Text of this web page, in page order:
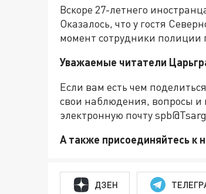
Вскоре 27-летнего
Оказалось, что у гостя
момент сотрудники полиции
Уважаемые читатели
Если вам есть чем
свои наблюдения, вопросы и
электронную почту
А также присоединяйтесь к
ДЗЕН